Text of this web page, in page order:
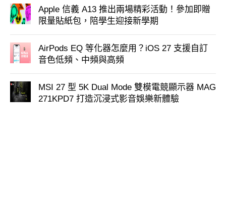
Apple 信義 A13 推出兩場精彩活動！參加即贈
限量貼紙包，陪學生迎接新學期
AirPods EQ 等化器怎麼用？iOS 27 支援自訂
音色低頻、中頻與高頻
MSI 27 型 5K Dual Mode 雙模電競顯示器 MAG
271KPD7 打造沉浸式影音娛樂新體驗